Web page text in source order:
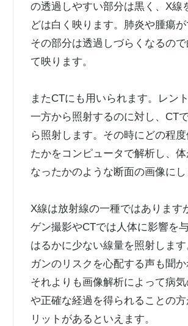
の透過しやすい部分は黒く、X線
どは白く映ります。肺炎や腫瘍が
その部分は透過しづらくなるの
て映ります。
またCTにも用いられます。レン
一方から照射するのに対し、CT
ら照射します。その時にどの程
たかをコンピュータで解析し、
なったかのような断面の画像にし
X線は放射線の一種ではあります
ゲン撮影やCTでは人体に影響を
はるかに少ない線量を照射しま
ガンのリスクを心配する声も聞か
それよりも画像解析によって病
や正確な経過を得られることの方
リットがあるといえます。